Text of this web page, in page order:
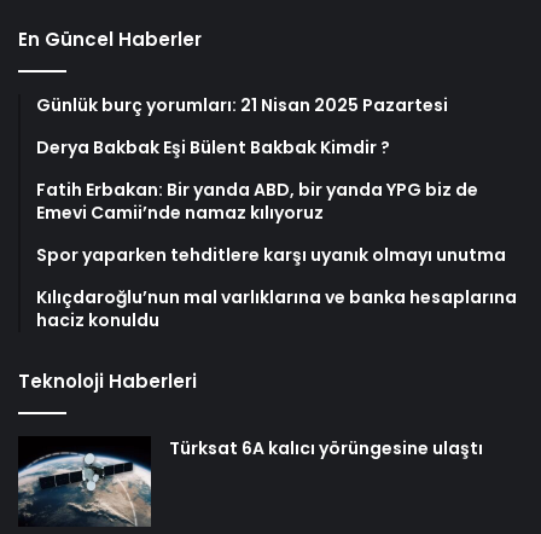
En Güncel Haberler
Günlük burç yorumları: 21 Nisan 2025 Pazartesi
Derya Bakbak Eşi Bülent Bakbak Kimdir ?
Fatih Erbakan: Bir yanda ABD, bir yanda YPG biz de
Emevi Camii’nde namaz kılıyoruz
Spor yaparken tehditlere karşı uyanık olmayı unutma
Kılıçdaroğlu’nun mal varlıklarına ve banka hesaplarına
haciz konuldu
Teknoloji Haberleri
Türksat 6A kalıcı yörüngesine ulaştı